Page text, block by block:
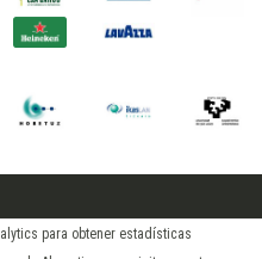
para obtener estadísticas